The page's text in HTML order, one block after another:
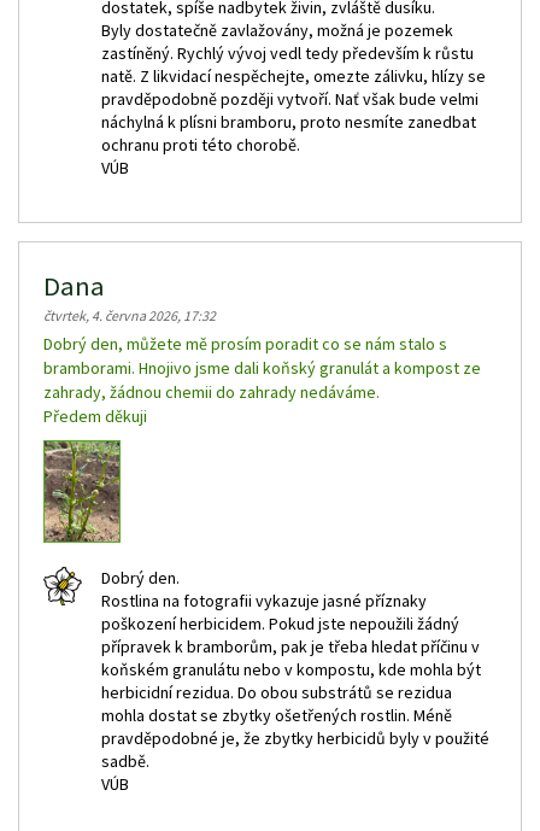
dostatek, spíše nadbytek živin, zvláště dusíku.
Byly dostatečně zavlažovány, možná je pozemek
zastíněný. Rychlý vývoj vedl tedy především k růstu
natě. Z likvidací nespěchejte, omezte zálivku, hlízy se
pravděpodobně později vytvoří. Nať však bude velmi
náchylná k plísni bramboru, proto nesmíte zanedbat
ochranu proti této chorobě.
VÚB
Dana
čtvrtek, 4. června 2026, 17:32
Dobrý den, můžete mě prosím poradit co se nám stalo s
bramborami. Hnojivo jsme dali koňský granulát a kompost ze
zahrady, žádnou chemii do zahrady nedáváme.
Předem děkuji
Dobrý den.
Rostlina na fotografii vykazuje jasné příznaky
poškození herbicidem. Pokud jste nepoužili žádný
přípravek k bramborům, pak je třeba hledat příčinu v
koňském granulátu nebo v kompostu, kde mohla být
herbicidní rezidua. Do obou substrátů se rezidua
mohla dostat se zbytky ošetřených rostlin. Méně
pravděpodobné je, že zbytky herbicidů byly v použité
sadbě.
VÚB